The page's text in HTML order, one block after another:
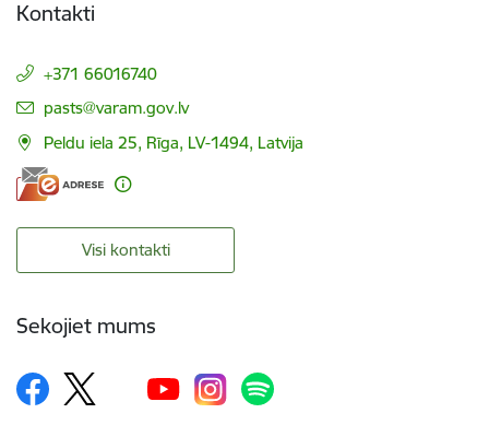
Kontakti
+371 66016740
E-pasts:
pasts@varam.gov.lv
Peldu iela 25, Rīga, LV-1494, Latvija
Visi kontakti
Sekojiet mums